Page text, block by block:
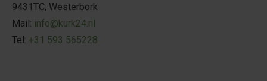
9431TC, Westerbork
Mail: info@kurk24.nl
Tel: +31 593 565228